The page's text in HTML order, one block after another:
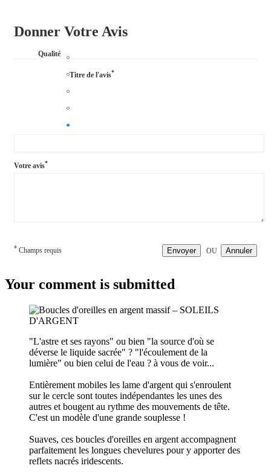
Donner Votre Avis
Qualité
Titre de l'avis*
Votre avis*
* Champs requis Envoyer OU Annuler
Your comment is submitted
"L'astre et ses rayons" ou bien "la source d'où se
déverse le liquide sacrée" ? "l'écoulement de la
lumière" ou bien celui de l'eau ? à vous de voir...
Entièrement mobiles les lame d'argent qui s'enroulent
sur le cercle sont toutes indépendantes les unes des
autres et bougent au rythme des mouvements de tête.
C'est un modèle d'une grande souplesse !
Suaves, ces boucles d'oreilles en argent accompagnent
parfaitement les longues chevelures pour y apporter des
reflets nacrés iridescents.